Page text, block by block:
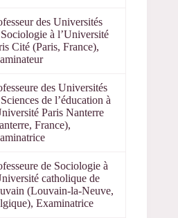
des Universités
à l’Université
Cité (Paris, France),
des Universités
de l’éducation à
Paris Nanterre
France),
de Sociologie à
catholique de
(Louvain-la-Neuve,
Examinatrice